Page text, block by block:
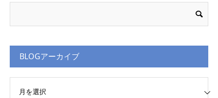
BLOGアーカイブ